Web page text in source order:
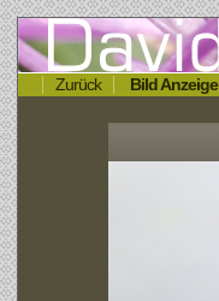
Zurück Bild Anzeige